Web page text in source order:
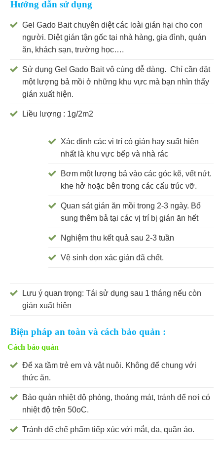
Hướng dẫn sử dụng
Gel Gado Bait chuyên diệt các loài gián hại cho con
người. Diệt gián tận gốc tại nhà hàng, gia đình, quán
ăn, khách sạn, trường học….
Sử dụng Gel Gado Bait vô cùng dễ dàng. Chỉ cần đặt
một lượng bả mồi ở những khu vực mà bạn nhìn thấy
gián xuất hiện.
Liều lượng : 1g/2m2
Xác định các vị trí có gián hay suất hiện
nhất là khu vực bếp và nhà rác
Bơm một lượng bả vào các góc kẽ, vết nứt.
khe hở hoặc bên trong các cấu trúc vỡ.
Quan sát gián ăn mồi trong 2-3 ngày. Bổ
sung thêm bả tại các vị trí bị gián ăn hết
Nghiệm thu kết quả sau 2-3 tuần
Vệ sinh dọn xác gián đã chết.
Lưu ý quan trọng: Tái sử dụng sau 1 tháng nếu còn
gián xuất hiện
Biện pháp an toàn và cách bảo quản :
Cách bảo quản
Để xa tầm trẻ em và vật nuôi. Không để chung với
thức ăn.
Bảo quản nhiệt độ phòng, thoáng mát, tránh để nơi có
nhiệt độ trên 50oC.
Tránh để chế phẩm tiếp xúc với mắt, da, quần áo.